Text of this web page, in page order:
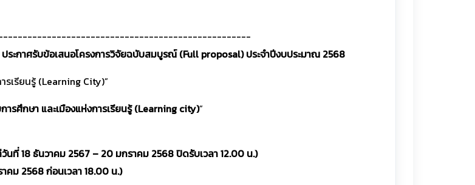
ะกาศรับข้อเสนอโครงการวิจัยฉบับสมบูรณ์ (Full proposal) ประจำปีงบประมาณ 2568
รเรียนรู้ (Learning City)”
ศึกษา และเมืองแห่งการเรียนรู้ (Learning city)”
นที่ 18 ธันวาคม 2567 – 20 มกราคม 2568 ปิดรับเวลา 12.00 น.)
ม 2568 ก่อนเวลา 18.00 น.)